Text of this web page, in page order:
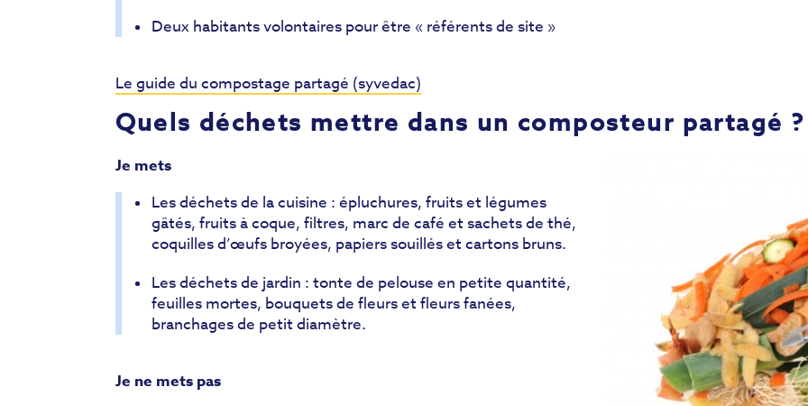
Deux habitants volontaires pour être « référents de site »
Le guide du compostage partagé (syvedac)
Quels déchets mettre dans un composteur partagé
Je mets
Les déchets de la cuisine : épluchures, fruits et légumes
gâtés, fruits à coque, filtres, marc de café et sachets de thé,
coquilles d’œufs broyées, papiers souillés et cartons bruns.
Les déchets de jardin : tonte de pelouse en petite quantité,
feuilles mortes, bouquets de fleurs et fleurs fanées,
branchages de petit diamètre.
Je ne mets pas